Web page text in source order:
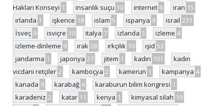
Hakları Konseyi 1 insanlık suçu 10 internet 9 iran 15
irlanda 1 işkence 18 islam 5 ispanya 9 israil 231
İsveç 9 isviçre 10 italya 7 izlanda 3 izleme 4
izleme-dinleme 9 ırak 28 ırkçılık 10 ışid 53
jandarma 1 japonya 37 jitem 1 kadın 101
kadın
vicdani retçiler 2 kamboçya 2 kamerun 1 kampanya 4
kanada 9 karabağ 4 karaburun bilim kongresi 1
karadeniz 2 katar 11 kenya 1 kimyasal silah 19